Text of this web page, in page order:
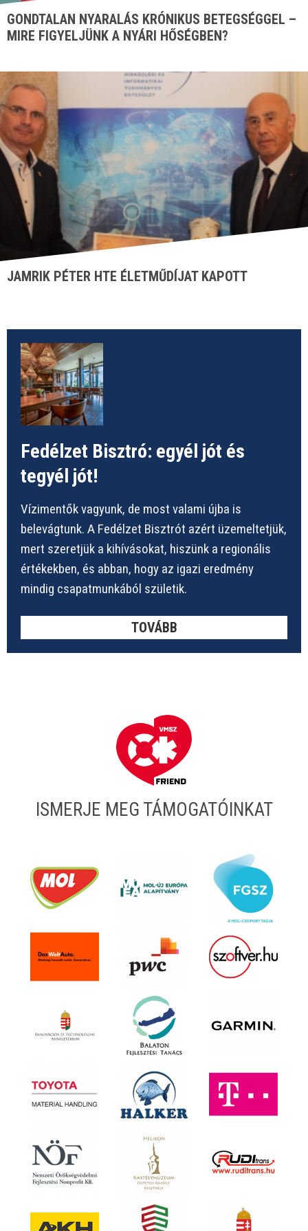
GONDTALAN NYARALÁS KRÓNIKUS BETEGSÉGGEL –
MIRE FIGYELJÜNK A NYÁRI HŐSÉGBEN?
JAMRIK PÉTER HTE ÉLETMŰDÍJAT KAPOTT
Fedélzet Bisztró: egyél jót és
tegyél jót!
Vízimentők vagyunk, de most valami újba is
belevágtunk. A Fedélzet Bisztrót azért üzemeltetjük,
mert szeretjük a kihívásokat, hiszünk a regionális
értékekben, és abban, hogy az igazi eredmény
mindig csapatmunkából születik.
TOVÁBB
ISMERJE MEG TÁMOGATÓINKAT